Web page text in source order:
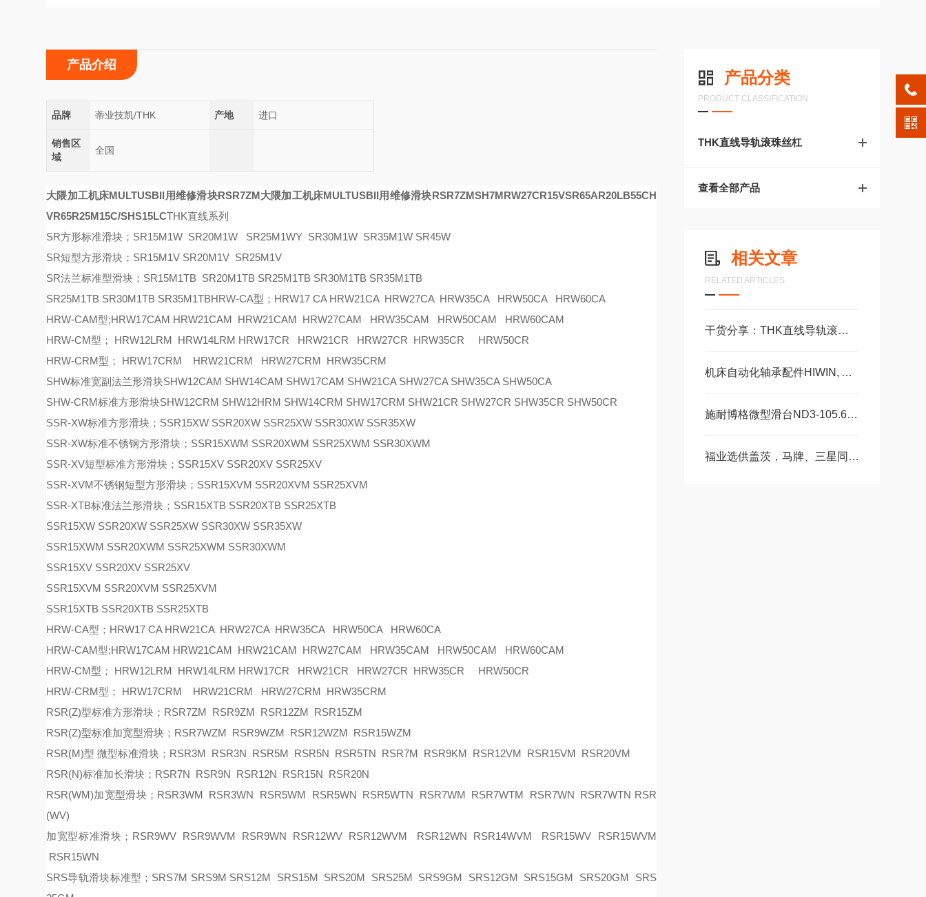
产品分类
PRODUCT CLASSIFICATION
THK直线导轨滚珠丝杠
查看全部产品
相关文章
RELATED ARTICLES
干货分享：THK直线导轨滚珠丝杠使用中的那些常见故障与解决技巧
机床自动化轴承配件HIWIN, ABBA, AMT, PMI, TBI滑块导轨丝杠
施耐博格微型滑台ND3-105.60，ND3-130.75机械装配轴承
福业选供盖茨，马牌、三星同步带、皮带轮，可带图纸加工定制。
产品介绍
品牌 蒂业技凯/THK 产地 进口
销售区
域
全国
大隈加工机床MULTUSBII用维修滑块RSR7ZM大隈加工机床MULTUSBII用维修滑块RSR7ZMSH7MRW27CR15VSR65AR20LB55CH
VR65R25M15C/SHS15LCTHK直线系列
SR方形标准滑块；SR15M1W SR20M1W SR25M1WY SR30M1W SR35M1W SR45W
SR短型方形滑块；SR15M1V SR20M1V SR25M1V
SR法兰标准型滑块；SR15M1TB SR20M1TB SR25M1TB SR30M1TB SR35M1TB
SR25M1TB SR30M1TB SR35M1TBHRW-CA型；HRW17 CA HRW21CA HRW27CA HRW35CA HRW50CA HRW60CA
HRW-CAM型;HRW17CAM HRW21CAM HRW21CAM HRW27CAM HRW35CAM HRW50CAM HRW60CAM
HRW-CM型； HRW12LRM HRW14LRM HRW17CR HRW21CR HRW27CR HRW35CR HRW50CR
HRW-CRM型； HRW17CRM HRW21CRM HRW27CRM HRW35CRM
SHW标准宽副法兰形滑块SHW12CAM SHW14CAM SHW17CAM SHW21CA SHW27CA SHW35CA SHW50CA
SHW-CRM标准方形滑块SHW12CRM SHW12HRM SHW14CRM SHW17CRM SHW21CR SHW27CR SHW35CR SHW50CR
SSR-XW标准方形滑块；SSR15XW SSR20XW SSR25XW SSR30XW SSR35XW
SSR-XW标准不锈钢方形滑块；SSR15XWM SSR20XWM SSR25XWM SSR30XWM
SSR-XV短型标准方形滑块；SSR15XV SSR20XV SSR25XV
SSR-XVM不锈钢短型方形滑块；SSR15XVM SSR20XVM SSR25XVM
SSR-XTB标准法兰形滑块；SSR15XTB SSR20XTB SSR25XTB
SSR15XW SSR20XW SSR25XW SSR30XW SSR35XW
SSR15XWM SSR20XWM SSR25XWM SSR30XWM
SSR15XV SSR20XV SSR25XV
SSR15XVM SSR20XVM SSR25XVM
SSR15XTB SSR20XTB SSR25XTB
HRW-CA型；HRW17 CA HRW21CA HRW27CA HRW35CA HRW50CA HRW60CA
HRW-CAM型;HRW17CAM HRW21CAM HRW21CAM HRW27CAM HRW35CAM HRW50CAM HRW60CAM
HRW-CM型； HRW12LRM HRW14LRM HRW17CR HRW21CR HRW27CR HRW35CR HRW50CR
HRW-CRM型； HRW17CRM HRW21CRM HRW27CRM HRW35CRM
RSR(Z)型标准方形滑块；RSR7ZM RSR9ZM RSR12ZM RSR15ZM
RSR(Z)型标准加宽型滑块；RSR7WZM RSR9WZM RSR12WZM RSR15WZM
RSR(M)型 微型标准滑块；RSR3M RSR3N RSR5M RSR5N RSR5TN RSR7M RSR9KM RSR12VM RSR15VM RSR20VM
RSR(N)标准加长滑块；RSR7N RSR9N RSR12N RSR15N RSR20N
RSR(WM)加宽型滑块；RSR3WM RSR3WN RSR5WM RSR5WN RSR5WTN RSR7WM RSR7WTM RSR7WN RSR7WTN RSR
(WV)
加宽型标准滑块； RSR9WV RSR9WVM RSR9WN RSR12WV RSR12WVM RSR12WN RSR14WVM RSR15WV RSR15WVM
RSR15WN
SRS导轨滑块标准型；SRS7M SRS9M SRS12M SRS15M SRS20M SRS25M SRS9GM SRS12GM SRS15GM SRS20GM SRS